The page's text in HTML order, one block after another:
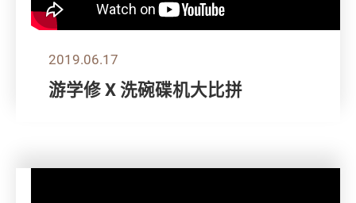
2019.06.17
游学修 X 洗碗碟机大比拼